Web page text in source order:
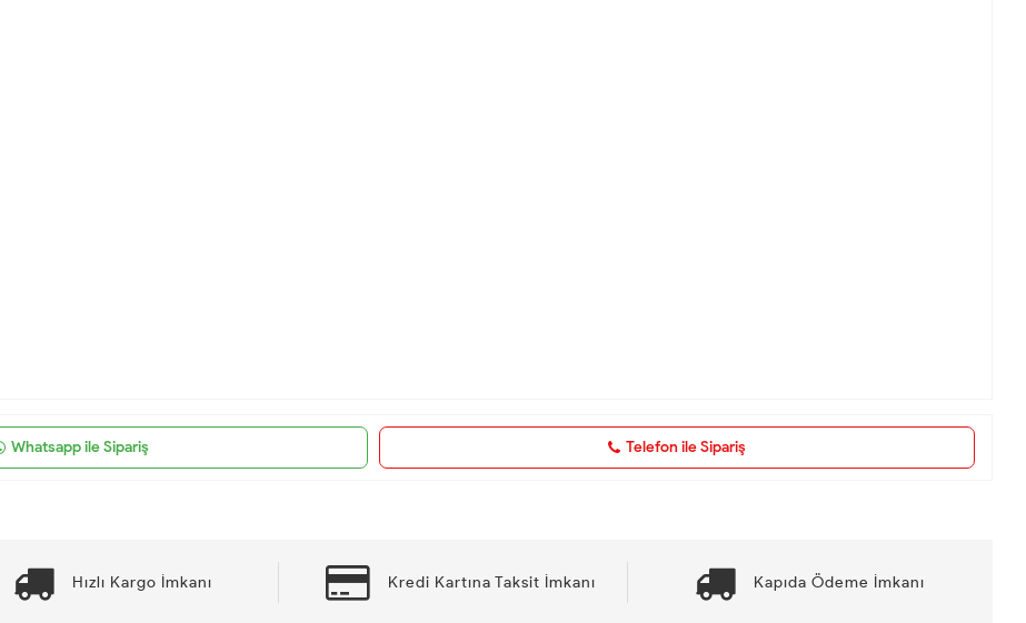
Whatsapp ile Sipariş Telefon ile Sipariş
Hızlı Kargo İmkanı Kredi Kartına Taksit İmkanı Kapıda Ödeme İmkanı